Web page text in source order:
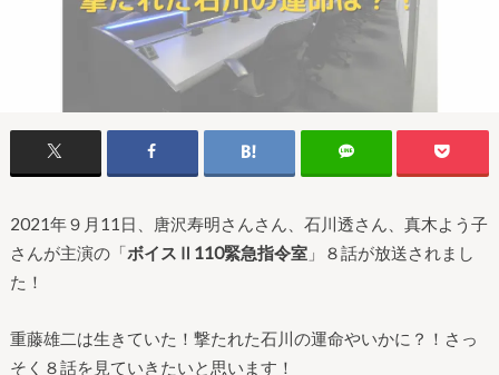
2021年９月11日、唐沢寿明さんさん、石川透さん、真木よう子
さんが主演の「ボイスⅡ110緊急指令室」８話が放送されまし
た！
重藤雄二は生きていた！撃たれた石川の運命やいかに？！さっ
そく８話を見ていきたいと思います！